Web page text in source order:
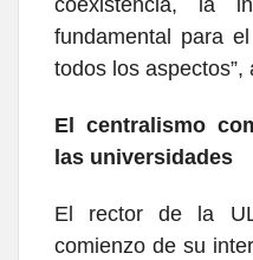
coexistencia, la
fundamental para
todos los aspectos”,
El centralismo
las universidades
El rector de la
comienzo de su